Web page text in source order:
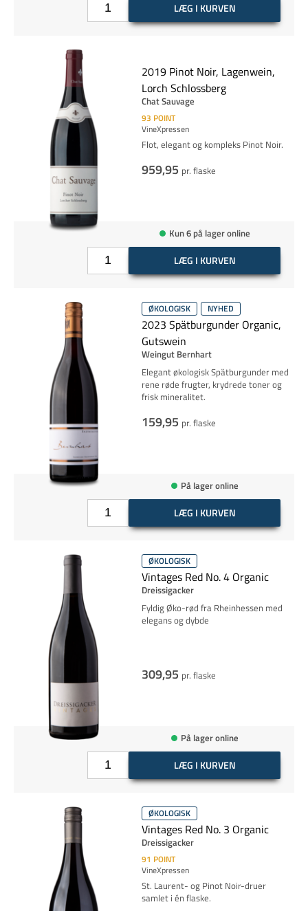
LÆG I KURVEN
2019 Pinot Noir, Lagenwein,
Lorch Schlossberg
Chat Sauvage
93 POINT
VineXpressen
Flot, elegant og kompleks Pinot Noir.
959,95 pr. flaske
Kun 6 på lager online
LÆG I KURVEN
ØKOLOGISK NYHED
2023 Spätburgunder Organic,
Gutswein
Weingut Bernhart
Elegant økologisk Spätburgunder med
rene røde frugter, krydrede toner og
frisk mineralitet.
159,95 pr. flaske
På lager online
LÆG I KURVEN
ØKOLOGISK
Vintages Red No. 4 Organic
Dreissigacker
Fyldig Øko-rød fra Rheinhessen med
elegans og dybde
309,95 pr. flaske
På lager online
LÆG I KURVEN
ØKOLOGISK
Vintages Red No. 3 Organic
Dreissigacker
91 POINT
VineXpressen
St. Laurent- og Pinot Noir-druer
samlet i én flaske.